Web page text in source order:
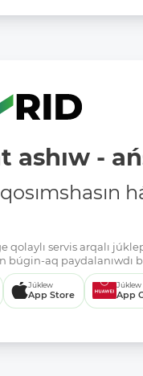
ashıw -
qolaylı servis arqalı
búgin-aq paydalanıwdı
Júklew
App Store
Júklew
App